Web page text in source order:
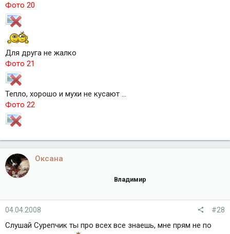
Фото 20
Для друга не жалко
Фото 21
Тепло, хорошо и мухи не кусают ...
Фото 22
Оксана
Владимир
04.04.2008 #28
Слушай Сурепчик ты про всех все знаешь, мне прям не по